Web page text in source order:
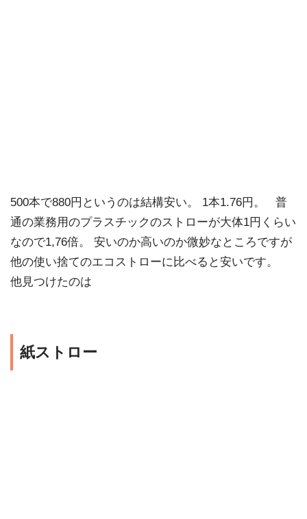
500本で880円というのは結構安い。 1本1.76円。 普
通の業務用のプラスチックのストローが大体1円くらい
なので1,76倍。 安いのか高いのか微妙なところですが
他の使い捨てのエコストローに比べると安いです。
他見つけたのは
紙ストロー